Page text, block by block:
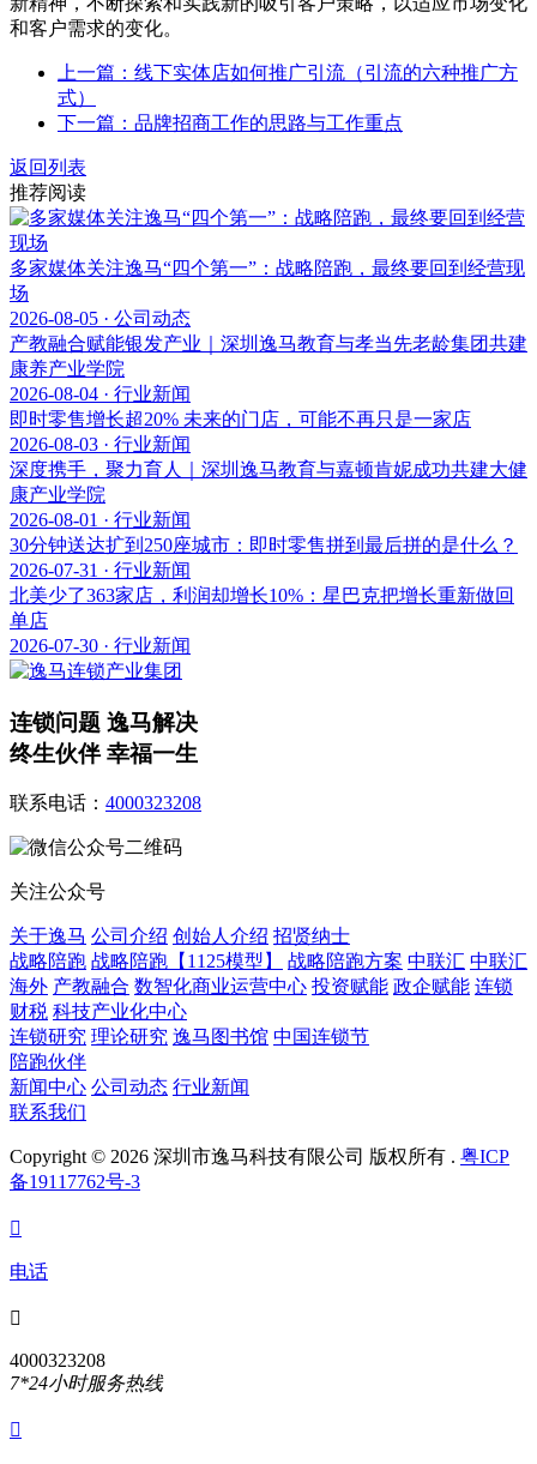
和客户需求的变化。
上一篇：线下实体店如何推广引流（引流的六种推广方
式）
下一篇：品牌招商工作的思路与工作重点
返回列表
推荐阅读
多家媒体关注逸马“四个第一”：战略陪跑，最终要回到经营现
场
2026-08-05 · 公司动态
产教融合赋能银发产业｜深圳逸马教育与孝当先老龄集团共建
康养产业学院
2026-08-04 · 行业新闻
即时零售增长超20% 未来的门店，可能不再只是一家店
2026-08-03 · 行业新闻
深度携手，聚力育人｜深圳逸马教育与嘉顿肯妮成功共建大健
康产业学院
2026-08-01 · 行业新闻
30分钟送达扩到250座城市：即时零售拼到最后拼的是什么？
2026-07-31 · 行业新闻
北美少了363家店，利润却增长10%：星巴克把增长重新做回
单店
2026-07-30 · 行业新闻
连锁问题 逸马解决
终生伙伴 幸福一生
联系电话： 4000323208
关注公众号
关于逸马 公司介绍 创始人介绍 招贤纳士
战略陪跑 战略陪跑【1125模型】 战略陪跑方案 中联汇 中联汇
海外 产教融合 数智化商业运营中心 投资赋能 政企赋能 连锁
财税 科技产业化中心
连锁研究 理论研究 逸马图书馆 中国连锁节
陪跑伙伴
新闻中心 公司动态 行业新闻
联系我们
Copyright © 2026 深圳市逸马科技有限公司 版权所有 . 粤ICP
备19117762号-3

电话

4000323208
7*24小时服务热线
